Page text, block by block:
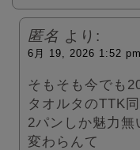
匿名 より:
6月 19, 2026 1:52 pm
そもそも今でも
タオルタのTTK
2パンしか魅力無
変わらんて